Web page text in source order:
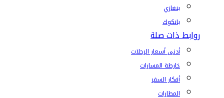
بنغازي
بانكوك
روابط ذات صلة
أدنى أسعار الرحلات
خارطة المسارات
أفكار السفر
المطارات